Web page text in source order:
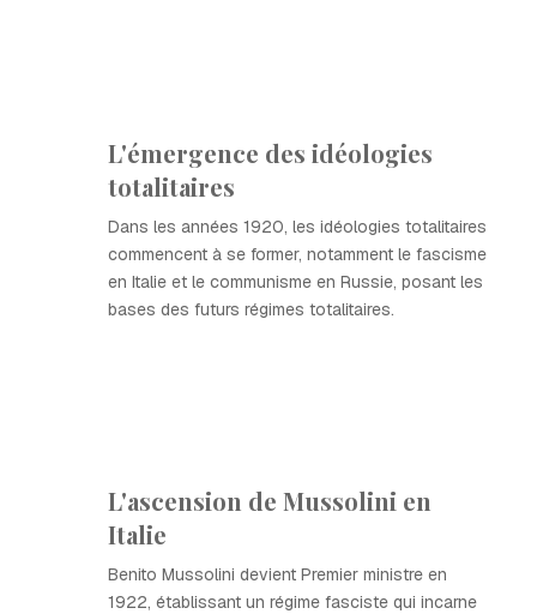
L'émergence des idéologies
totalitaires
Dans les années 1920, les idéologies totalitaires
commencent à se former, notamment le fascisme
en Italie et le communisme en Russie, posant les
bases des futurs régimes totalitaires.
L'ascension de Mussolini en
Italie
Benito Mussolini devient Premier ministre en
1922, établissant un régime fasciste qui incarne